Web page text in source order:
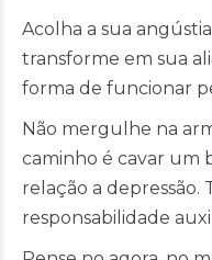
Acolha a sua
transforme em sua
forma de funcionar
Não mergulhe na
caminho é cavar um
relação a depressão.
responsabilidade